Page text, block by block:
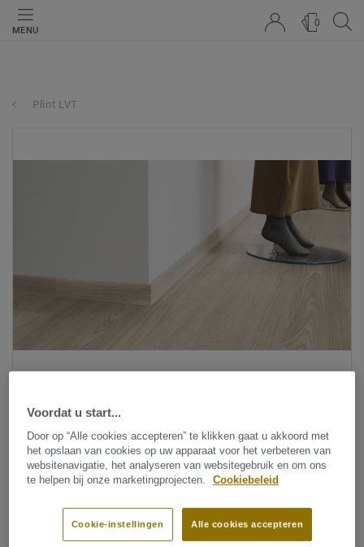
MENU
0
Plint LVT
Afwerking|Plinten
Voordat u start...
Door op “Alle cookies accepteren” te klikken gaat u akkoord met
het opslaan van cookies op uw apparaat voor het verbeteren van
websitenavigatie, het analyseren van websitegebruik en om ons
te helpen bij onze marketingprojecten.
Cookiebeleid
Alle cookies accepteren
Cookie-instellingen